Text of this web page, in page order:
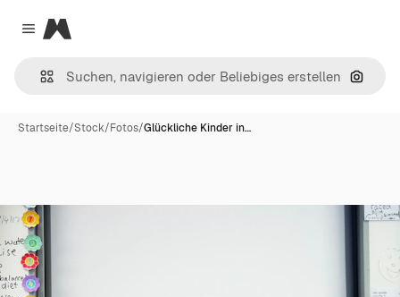
Close menu
Magnific
Nach
Startseite/Stock/Fotos/Glückliche Kinder in…